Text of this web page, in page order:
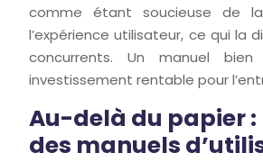
comme étant soucieuse de
l’expérience utilisateur, ce qui la
concurrents. Un manuel
investissement rentable pour
Au-delà du papier
des manuels